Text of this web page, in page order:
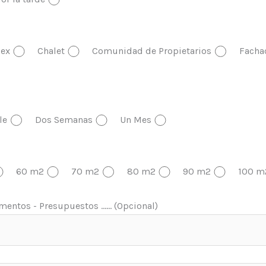
Chalet Comunidad de Propietarios
Dos Semanas Un Mes
60 m2 70 m2 80 m2 90 m2 100
- Presupuestos ...... (Opcional)